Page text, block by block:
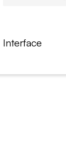
Interface